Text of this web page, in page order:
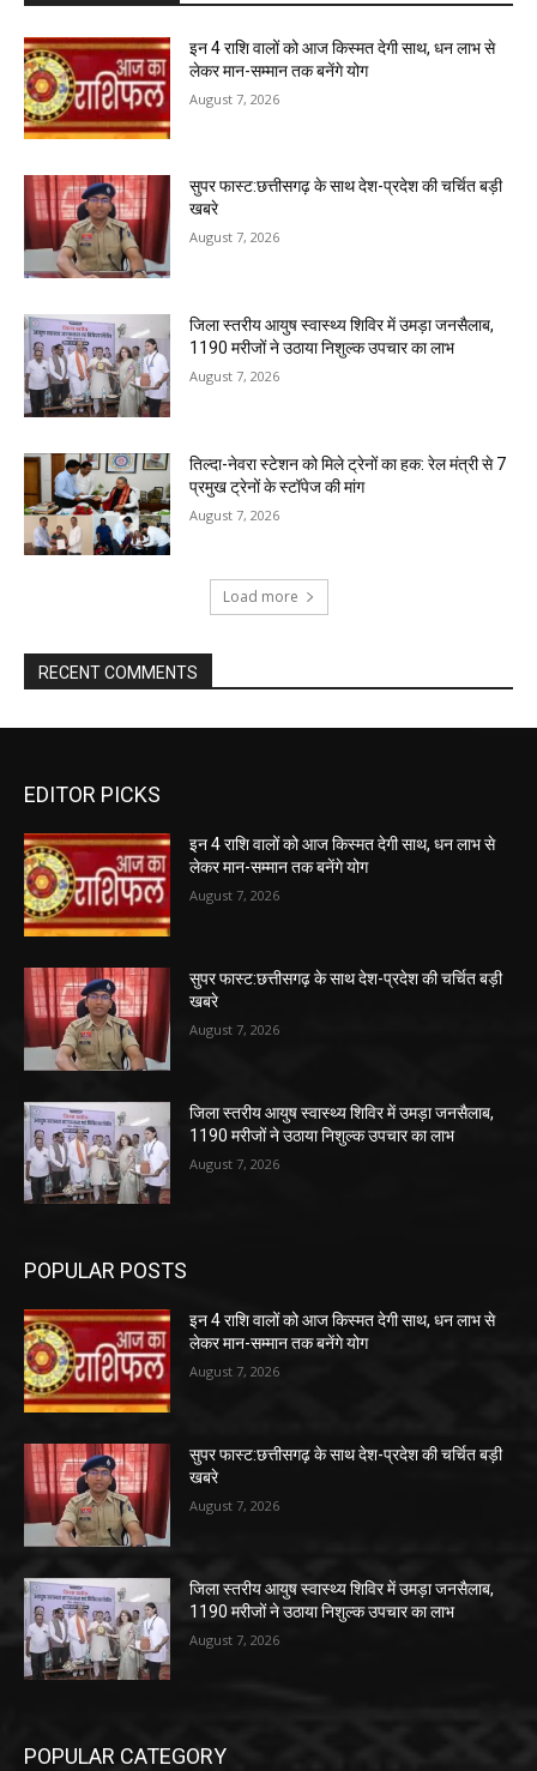
इन 4 राशि वालों को आज किस्मत देगी साथ, धन लाभ से
लेकर मान-सम्मान तक बनेंगे योग
August 7, 2026
सुपर फास्ट:छत्तीसगढ़ के साथ देश-प्रदेश की चर्चित बड़ी
खबरे
August 7, 2026
जिला स्तरीय आयुष स्वास्थ्य शिविर में उमड़ा जनसैलाब,
1190 मरीजों ने उठाया निशुल्क उपचार का लाभ
August 7, 2026
तिल्दा-नेवरा स्टेशन को मिले ट्रेनों का हक: रेल मंत्री से 7
प्रमुख ट्रेनों के स्टॉपेज की मांग
August 7, 2026
Load more
RECENT COMMENTS
EDITOR PICKS
इन 4 राशि वालों को आज किस्मत देगी साथ, धन लाभ से
लेकर मान-सम्मान तक बनेंगे योग
August 7, 2026
सुपर फास्ट:छत्तीसगढ़ के साथ देश-प्रदेश की चर्चित बड़ी
खबरे
August 7, 2026
जिला स्तरीय आयुष स्वास्थ्य शिविर में उमड़ा जनसैलाब,
1190 मरीजों ने उठाया निशुल्क उपचार का लाभ
August 7, 2026
POPULAR POSTS
इन 4 राशि वालों को आज किस्मत देगी साथ, धन लाभ से
लेकर मान-सम्मान तक बनेंगे योग
August 7, 2026
सुपर फास्ट:छत्तीसगढ़ के साथ देश-प्रदेश की चर्चित बड़ी
खबरे
August 7, 2026
जिला स्तरीय आयुष स्वास्थ्य शिविर में उमड़ा जनसैलाब,
1190 मरीजों ने उठाया निशुल्क उपचार का लाभ
August 7, 2026
POPULAR CATEGORY